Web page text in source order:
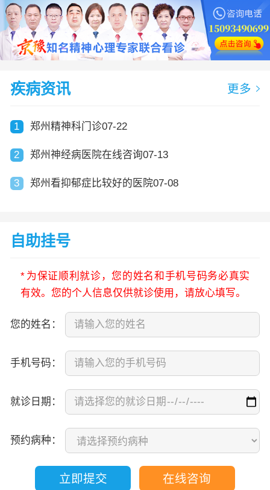
疾病资讯 更多
1 郑州精神科门诊07-22
2 郑州神经病医院在线咨询07-13
3 郑州看抑郁症比较好的医院07-08
自助挂号
* 为保证顺利就诊，您的姓名和手机号码务必真实
有效。您的个人信息仅供就诊使用，请放心填写。
您的姓名：
手机号码：
就诊日期：
预约病种：
立即提交 在线咨询